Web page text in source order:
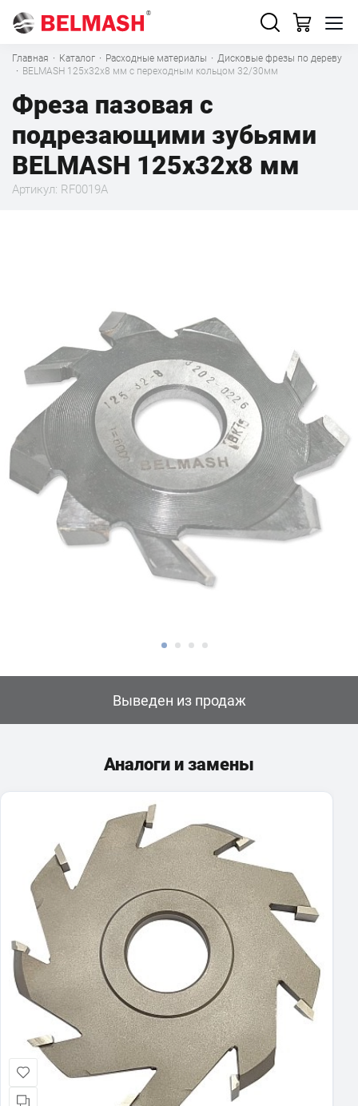
Главная · Каталог · Расходные материалы · Дисковые фрезы по дереву
· BELMASH 125х32х8 мм с переходным кольцом 32/30мм
Фреза пазовая с
подрезающими зубьями
BELMASH 125х32х8 мм
Артикул: RF0019A
Выведен из продаж
Аналоги и замены